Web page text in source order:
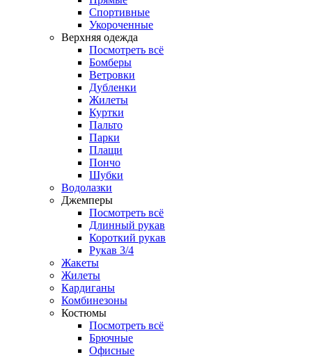
Спортивные
Укороченные
Верхняя одежда
Посмотреть всё
Бомберы
Ветровки
Дубленки
Жилеты
Куртки
Пальто
Парки
Плащи
Пончо
Шубки
Водолазки
Джемперы
Посмотреть всё
Длинный рукав
Короткий рукав
Рукав 3/4
Жакеты
Жилеты
Кардиганы
Комбинезоны
Костюмы
Посмотреть всё
Брючные
Офисные